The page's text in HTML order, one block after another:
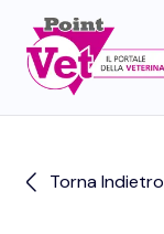
Torna Indietro